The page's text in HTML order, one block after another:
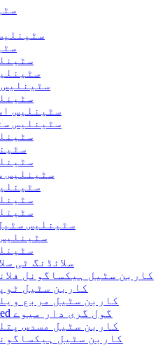
سٹینلیس
سٹینلیس
سٹینلیس
سٹینلیس
سٹینلیس
سلائڈنگ ٹی
کاربن سٹیل ہیکساگونل
کاربن سٹیل
کاربن سٹیل مربع
کاربن سٹیل slotted گول گری دار میوے
کاربن سٹیل مسدس
کاربن سٹیل